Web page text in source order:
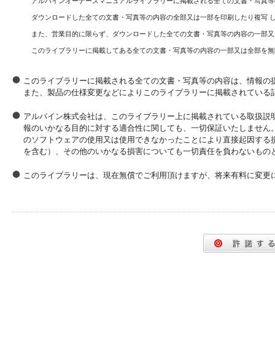
ダウンロードした全ての文書・写真等の内容の全部又は一部を印刷したり複写
また、営業目的に限らず、ダウンロードした全ての文書・写真等の内容の一
このライブラリーに掲載してある全ての文書・写真等の内容の一部又は全部を
このライブラリーに掲載される全ての文書・写真等の内容は、情報
また、製品の仕様変更などによりこのライブラリーに掲載されてい
アルパイン株式会社は、このライブラリー上に掲載されている取扱
報のいかなる目的に対する適合性に関しても、一切保証いたしませ
のソフトウェアの使用又は使用できなかったことにより直接起因す
を含む）、その他のいかなる損害についても一切責任を負わないもの
このライブラリーは、現在無償でご利用頂けますが、将来有料に変